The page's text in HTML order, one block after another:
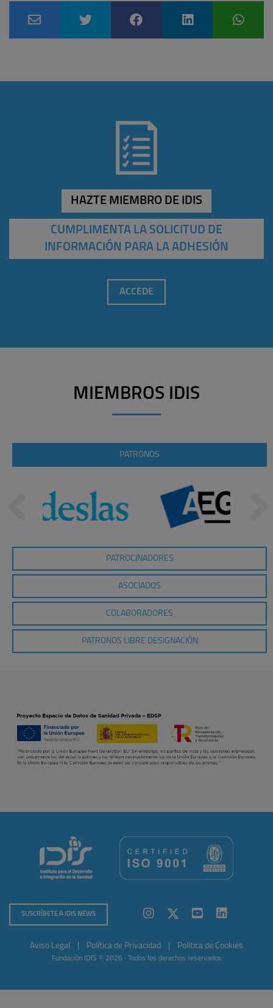
HAZTE MIEMBRO DE IDIS
CUMPLIMENTA LA SOLICITUD DE
INFORMACIÓN PARA LA ADHESIÓN
ACCEDE
MIEMBROS IDIS
PATRONOS
PATROCINADORES
ASOCIADOS
COLABORADORES
PATRONOS LIBRE DESIGNACIÓN
SUSCRÍBETE A IDIS NEWS
Aviso Legal Política de Privacidad Política de Cookies
Fundación IDIS © 2026 · Todos los derechos reservados